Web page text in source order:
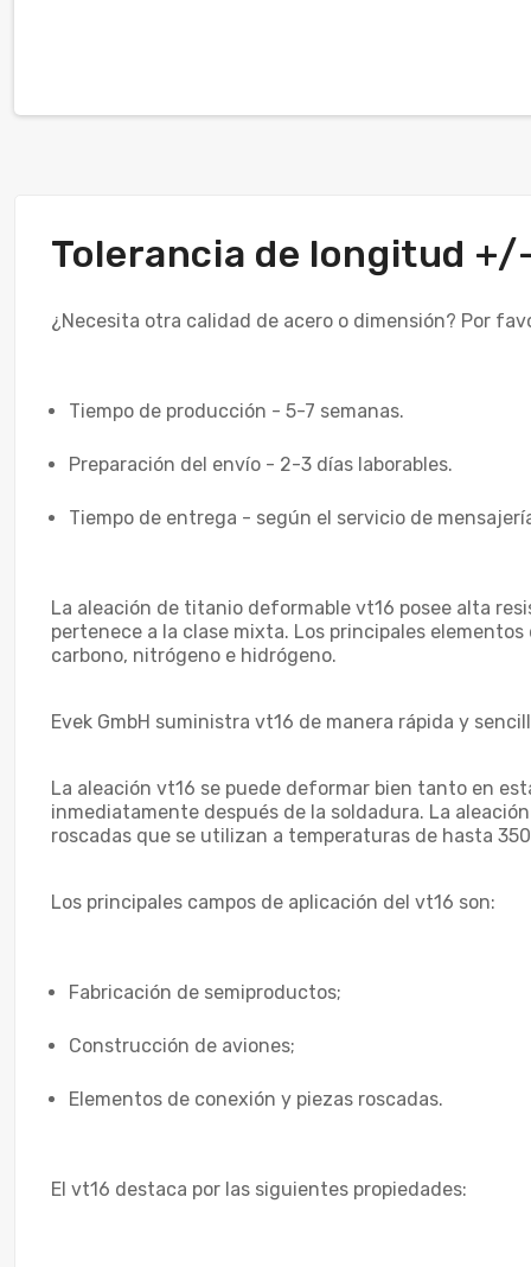
Tolerancia de longitud
¿Necesita otra calidad de acero o dimensión? Por
Tiempo de producción - 5-7 semanas.
Preparación del envío - 2-3 días laborables.
Tiempo de entrega - según el servicio de
La aleación de titanio deformable vt16 posee alta
pertenece a la clase mixta. Los principales
carbono, nitrógeno e hidrógeno.
Evek GmbH suministra vt16 de manera rápida y
La aleación vt16 se puede deformar bien tanto en
inmediatamente después de la soldadura. La
roscadas que se utilizan a temperaturas de hasta 350
Los principales campos de aplicación del vt16 son:
Fabricación de semiproductos;
Construcción de aviones;
Elementos de conexión y piezas roscadas.
El vt16 destaca por las siguientes propiedades: